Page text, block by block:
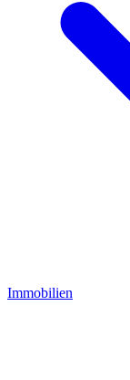
Immobilien